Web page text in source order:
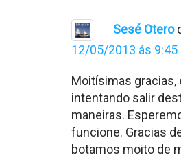
Sesé Otero
12/05/2013 ás 9:45
Moitísimas gracias,
intentando salir
maneiras.
funcione. Gracias
botamos moito de